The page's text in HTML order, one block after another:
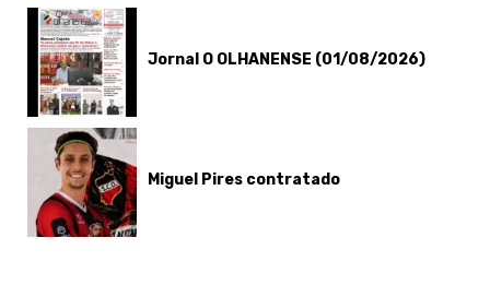
Jornal O OLHANENSE (01/08/2026)
Miguel Pires contratado